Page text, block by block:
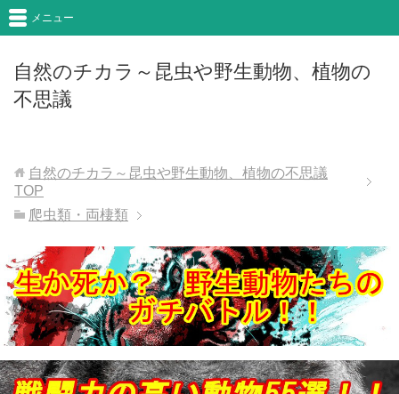
自然のチカラ～昆虫や野生動物、植物の
不思議
メニュー
自然のチカラ～昆虫や野生動物、植物の不思議
TOP
爬虫類・両棲類